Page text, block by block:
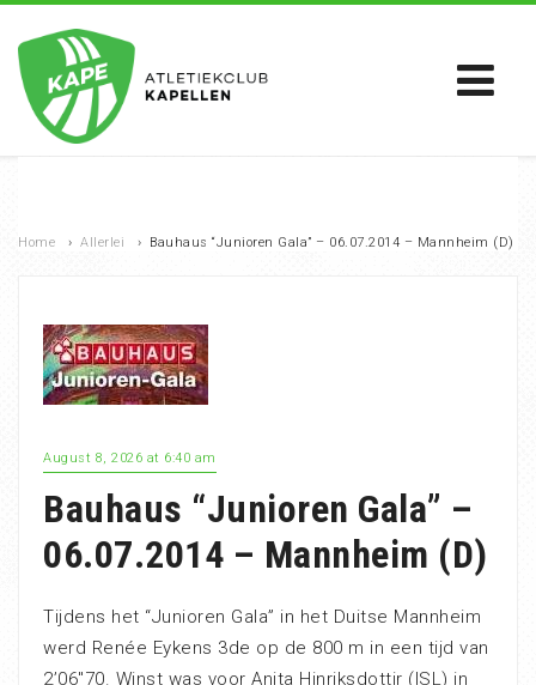
Home › Allerlei › Bauhaus “Junioren Gala” – 06.07.2014 – Mannheim (D)
August 8, 2026 at 6:40 am
Bauhaus “Junioren Gala” –
06.07.2014 – Mannheim (D)
Tijdens het “Junioren Gala” in het Duitse Mannheim
werd Renée Eykens 3de op de 800 m in een tijd van
2’06″70. Winst was voor Anita Hinriksdottir (ISL) in